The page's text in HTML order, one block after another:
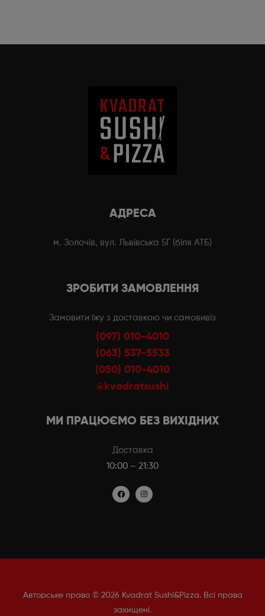
АДРЕСА
м. Золочів, вул. Львівська 5Г (біля АТБ)
ЗРОБИТИ ЗАМОВЛЕННЯ
Замовити їжу з доставкою чи самовивіз
(097) 010-4010
(063) 537-5533
(050) 010-4010
@kvadratsushi
МИ ПРАЦЮЄМО БЕЗ ВИХІДНИХ
Доставка
10:00 – 21:30
Авторське право © 2026 Kvadrat Sushi&Pizza. Всі права
захищені.